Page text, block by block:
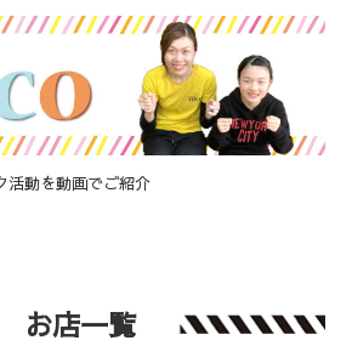
活動を動画でご紹介
お店一覧